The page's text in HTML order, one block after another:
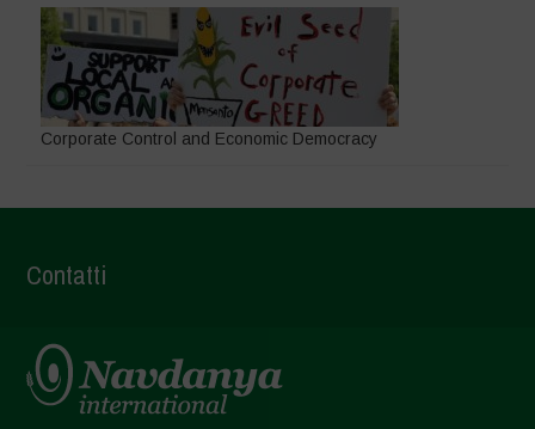
Corporate Control and Economic Democracy
Contatti